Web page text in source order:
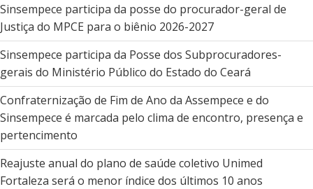
Sinsempece participa da posse do procurador-geral de
Justiça do MPCE para o biênio 2026-2027
Sinsempece participa da Posse dos Subprocuradores-
gerais do Ministério Público do Estado do Ceará
Confraternização de Fim de Ano da Assempece e do
Sinsempece é marcada pelo clima de encontro, presença e
pertencimento
Reajuste anual do plano de saúde coletivo Unimed
Fortaleza será o menor índice dos últimos 10 anos